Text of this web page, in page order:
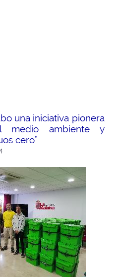
una iniciativa pionera
medio ambiente y
cero”